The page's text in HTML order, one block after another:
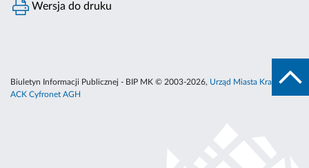
Wersja do druku
Biuletyn Informacji Publicznej - BIP MK © 2003-2026, Urząd Miasta Krakowa
ACK Cyfronet AGH